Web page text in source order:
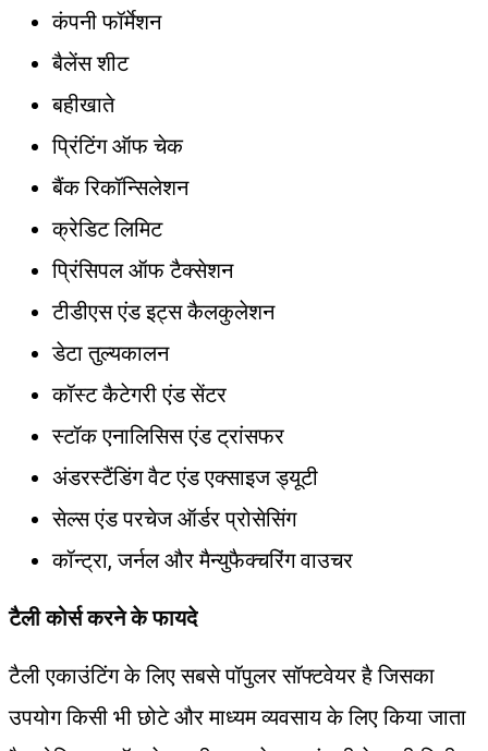
कंपनी फॉर्मेशन
बैलेंस शीट
बहीखाते
प्रिंटिंग ऑफ चेक
बैंक रिकॉन्सिलेशन
क्रेडिट लिमिट
प्रिंसिपल ऑफ टैक्सेशन
टीडीएस एंड इट्स कैलकुलेशन
डेटा तुल्यकालन
कॉस्ट कैटेगरी एंड सेंटर
स्टॉक एनालिसिस एंड ट्रांसफर
अंडरस्टैंडिंग वैट एंड एक्साइज ड्यूटी
सेल्स एंड परचेज ऑर्डर प्रोसेसिंग
कॉन्ट्रा, जर्नल और मैन्युफैक्चरिंग वाउचर
टैली कोर्स करने के फायदे
टैली एकाउंटिंग के लिए सबसे पॉपुलर सॉफ्टवेयर है जिसका
उपयोग किसी भी छोटे और माध्यम व्यवसाय के लिए किया जाता